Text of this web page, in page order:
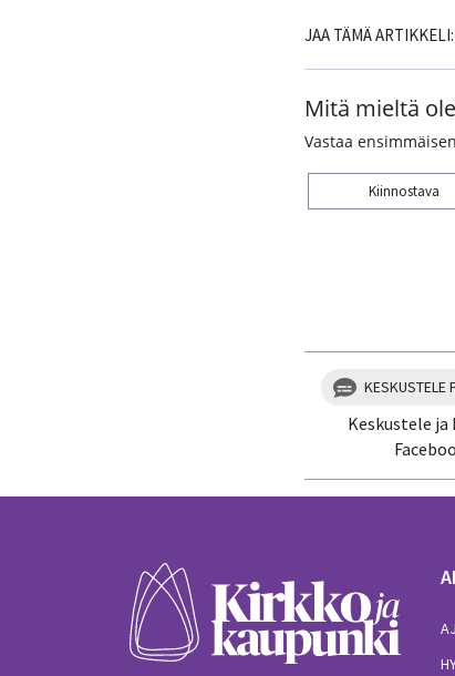
JAA TÄMÄ ARTIKKELI:
Mitä mieltä
Vastaa
Kiinnostava
KESKUSTELE
Keskustele